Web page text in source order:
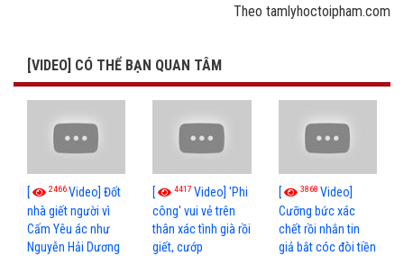
Theo tamlyhoctoipham.com
[VIDEO] CÓ THỂ BẠN QUAN TÂM
[ 2466Video] Đốt
nhà giết người vì
Cấm Yêu ác như
Nguyễn Hải Dương
[ 4417Video] 'Phi
công' vui vẻ trên
thân xác tình già rồi
giết, cướp
[ 3868 Video]
Cưỡng bức xác
chết rồi nhắn tin
giả bắt cóc đòi tiền